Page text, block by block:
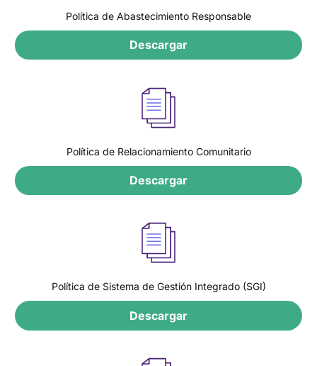
Política de Abastecimiento Responsable
Descargar
Política de Relacionamiento Comunitario
Descargar
Política de Sistema de Gestión Integrado (SGI)
Descargar